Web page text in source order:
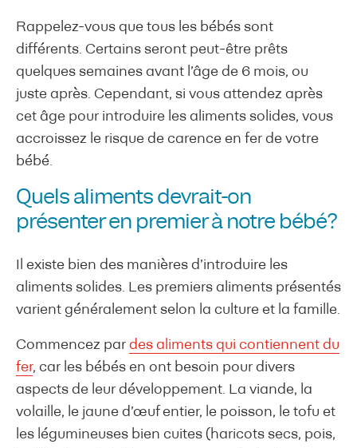
Rappelez-vous que tous les bébés sont
différents. Certains seront peut-être prêts
quelques semaines avant l’âge de 6 mois, ou
juste après. Cependant, si vous attendez après
cet âge pour introduire les aliments solides, vous
accroissez le risque de carence en fer de votre
bébé.
Quels aliments devrait-on
présenter en premier à notre bébé?
Il existe bien des manières d’introduire les
aliments solides. Les premiers aliments présentés
varient généralement selon la culture et la famille.
Commencez par des aliments qui contiennent du
fer, car les bébés en ont besoin pour divers
aspects de leur développement. La viande, la
volaille, le jaune d’œuf entier, le poisson, le tofu et
les légumineuses bien cuites (haricots secs, pois,